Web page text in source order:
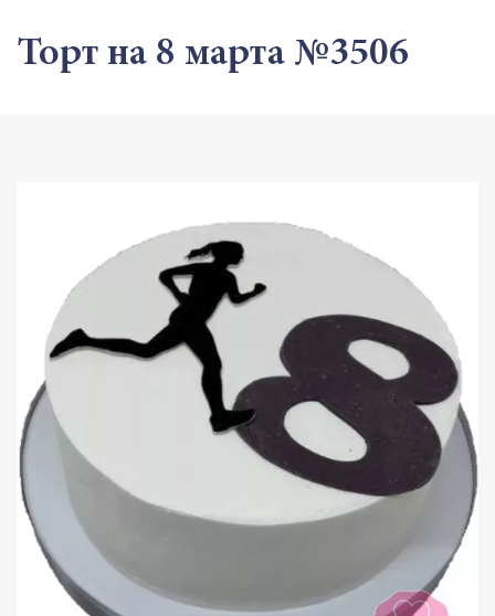
Торт на 8 марта №3506